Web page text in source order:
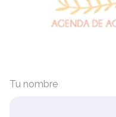
Tu nombre